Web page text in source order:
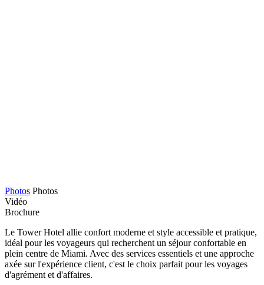
Photos Photos
Vidéo
Brochure
Le Tower Hotel allie confort moderne et style accessible et pratique,
idéal pour les voyageurs qui recherchent un séjour confortable en
plein centre de Miami. Avec des services essentiels et une approche
axée sur l'expérience client, c'est le choix parfait pour les voyages
d'agrément et d'affaires.